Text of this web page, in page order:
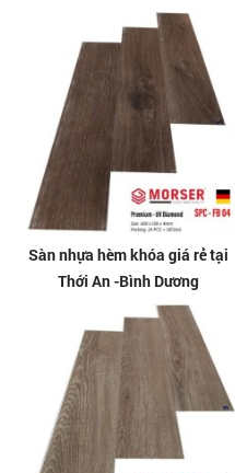
Sàn nhựa hèm khóa giá rẻ tại
Thới An -Bình Dương